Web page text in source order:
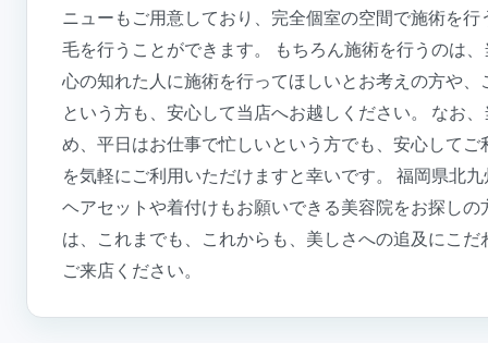
ニューもご用意しており、完全個室の空間で施術を
毛を行うことができます。 もちろん施術を行うのは
心の知れた人に施術を行ってほしいとお考えの方や
という方も、安心して当店へお越しください。 なお
め、平日はお仕事で忙しいという方でも、安心して
を気軽にご利用いただけますと幸いです。 福岡県北
ヘアセットや着付けもお願いできる美容院をお探し
は、これまでも、これからも、美しさへの追及にこ
ご来店ください。